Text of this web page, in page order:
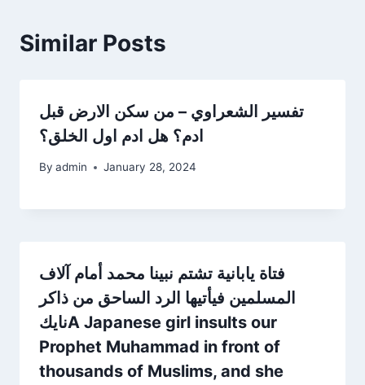
Similar Posts
تفسير الشعراوي – من سكن الارض قبل
ادم؟ هل ادم اول الخلق؟
By admin January 28, 2024
فتاة يابانية تشتم نبينا محمد أمام آلاف
المسلمين فيأتيها الرد الساحق من ذاكر
نايكA Japanese girl insults our
Prophet Muhammad in front of
thousands of Muslims, and she